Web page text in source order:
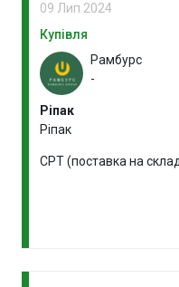
09 Лип 2024
Купівля
Рамбурс
-
Ріпак
Ріпак
CPT (поставка на